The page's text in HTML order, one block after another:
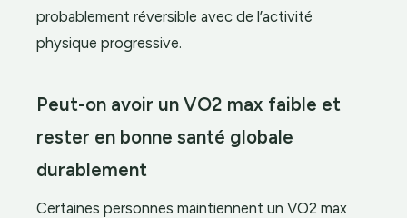
probablement réversible avec de l’activité
physique progressive.
Peut-on avoir un VO2 max faible et
rester en bonne santé globale
durablement
Certaines personnes maintiennent un VO2 max